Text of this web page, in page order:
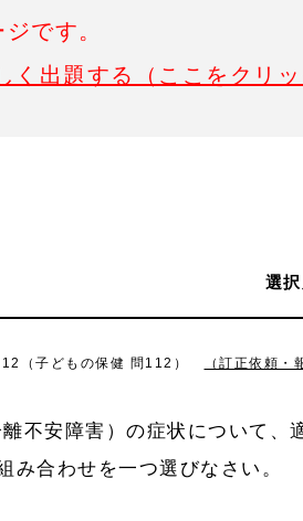
です。
く出題する（ここをクリッ
選
（子どもの保健 問112） （訂正依頼・
不安障害）の症状について、
み合わせを一つ選びなさい。